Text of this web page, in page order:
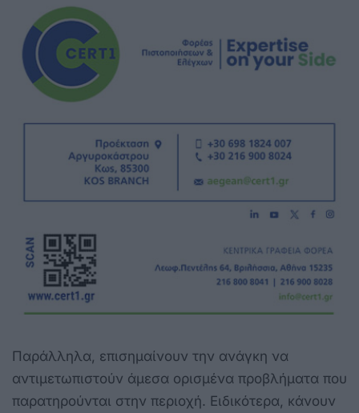
Παράλληλα, επισημαίνουν την ανάγκη να
αντιμετωπιστούν άμεσα ορισμένα προβλήματα που
παρατηρούνται στην περιοχή. Ειδικότερα, κάνουν